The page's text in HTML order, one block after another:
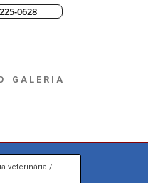
0628
GALERIA
veterinária